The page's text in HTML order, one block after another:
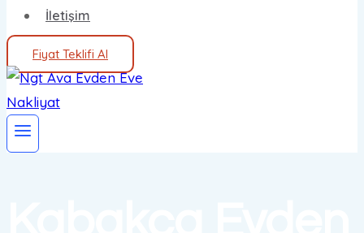
İletişim
Fiyat Teklifi Al